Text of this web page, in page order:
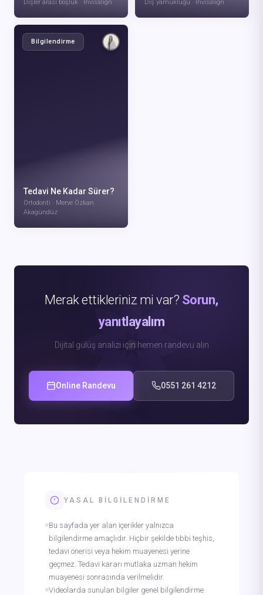
VIDEOYU IZLE
Dişler arası boşluk · Invisalign Diş yamukluğu · Invisalign
Bilgilendirme
Tedavi Ne Kadar Sürer?
Ortodonti · Merve Özkan
Akagündüz
Merak ettikleriniz mi var? Sorun,
yanıtlayalım
Dijital gülüş analizi için hemen randevu alın
Online Randevu 0551 261 4212
YASAL BILGILENDIRME
Bu sayfada yer alan içerikler yalnızca
bilgilendirme amaçlıdır. Hiçbir şekilde tıbbi teşhis,
tedavi önerisi veya hekim muayenesi yerine
geçmez. Tedavi kararı mutlaka uzman hekim
muayenesi sonrasında verilmelidir.
Videolarda sunulan bilgiler genel bilgilendirme